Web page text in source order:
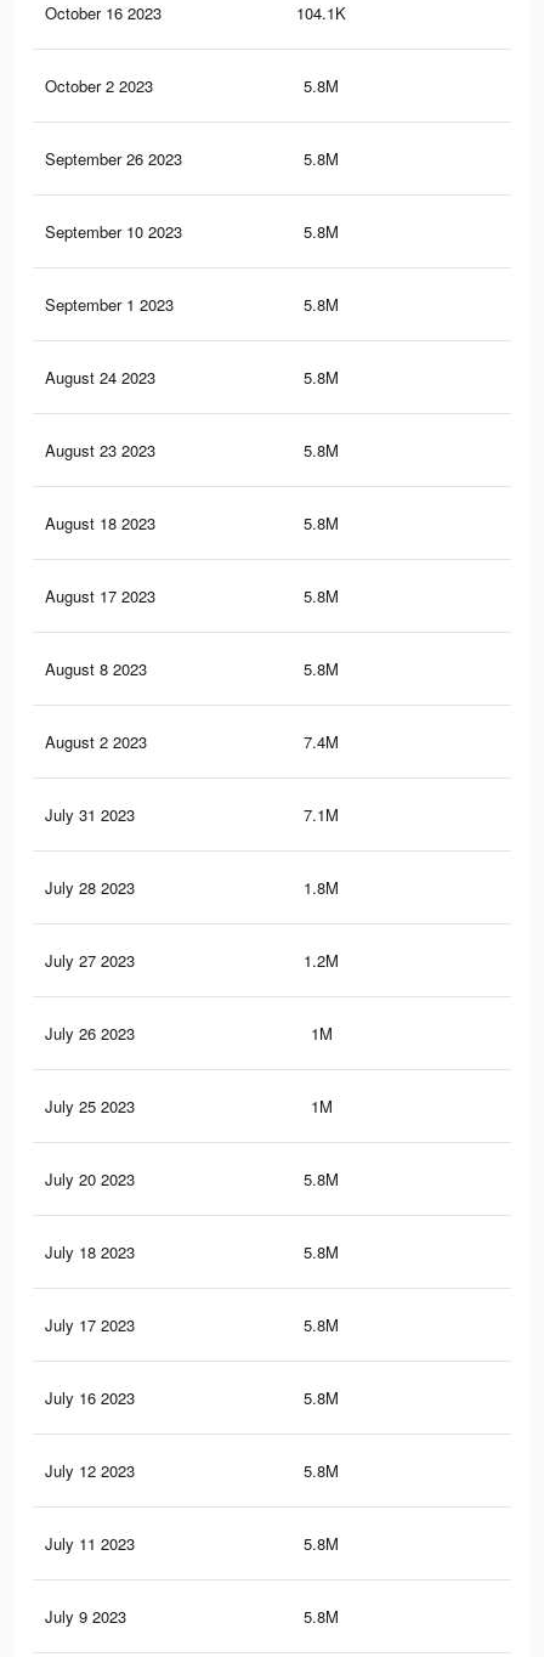
October 16 2023 104.1K
October 2 2023 5.8M
September 26 2023 5.8M
September 10 2023 5.8M
September 1 2023 5.8M
August 24 2023 5.8M
August 23 2023 5.8M
August 18 2023 5.8M
August 17 2023 5.8M
August 8 2023 5.8M
August 2 2023 7.4M
July 31 2023 7.1M
July 28 2023 1.8M
July 27 2023 1.2M
July 26 2023 1M
July 25 2023 1M
July 20 2023 5.8M
July 18 2023 5.8M
July 17 2023 5.8M
July 16 2023 5.8M
July 12 2023 5.8M
July 11 2023 5.8M
July 9 2023 5.8M